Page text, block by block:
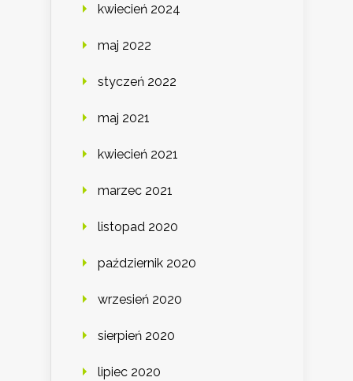
kwiecień 2024
maj 2022
styczeń 2022
maj 2021
kwiecień 2021
marzec 2021
listopad 2020
październik 2020
wrzesień 2020
sierpień 2020
lipiec 2020